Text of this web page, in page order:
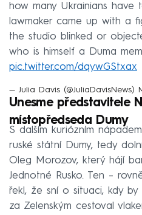
how many Ukrainians have
lawmaker came up with a
the studio blinked or
who is himself a Duma
pic.twitter.com/dqywGStxax
— Julia Davis (@JuliaDavisNews)
Unesme představitele
místopředseda Dumy
S dalším kuriózním
ruské státní Dumy, tedy
Oleg Morozov, který hájí
Jednotné Rusko. Ten –
řekl, že sní o situaci, kdy by
za Zelenským cestoval